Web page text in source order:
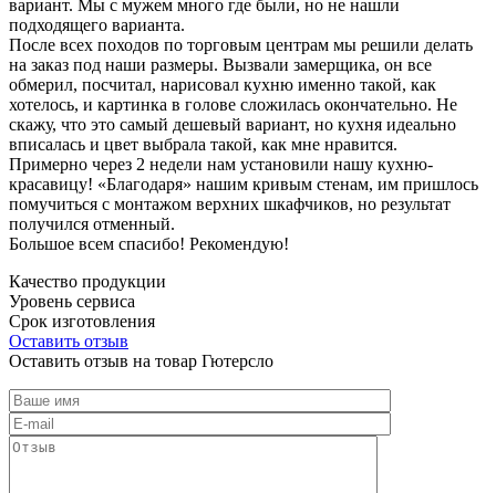
вариант. Мы с мужем много где были, но не нашли
подходящего варианта.
После всех походов по торговым центрам мы решили делать
на заказ под наши размеры. Вызвали замерщика, он все
обмерил, посчитал, нарисовал кухню именно такой, как
хотелось, и картинка в голове сложилась окончательно. Не
скажу, что это самый дешевый вариант, но кухня идеально
вписалась и цвет выбрала такой, как мне нравится.
Примерно через 2 недели нам установили нашу кухню-
красавицу! «Благодаря» нашим кривым стенам, им пришлось
помучиться с монтажом верхних шкафчиков, но результат
получился отменный.
Большое всем спасибо! Рекомендую!
Качество продукции
Уровень сервиса
Срок изготовления
Оставить отзыв
Оставить отзыв на товар Гютерсло